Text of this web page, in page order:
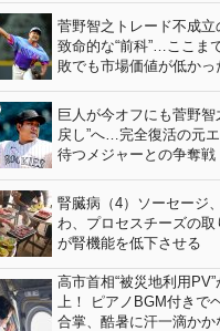
菅野智之トレード不成立
致命的な“前科”…ここま
敗でも市場価値が低かっ
巨人が今オフにも菅野智
戻し”へ…完全復活の元
待つメジャーとの争奪戦
腎臓病（4）ソーセージ
わ、プロセスチーズの取
が腎機能を低下させる
高市首相“被災地利用PV”
上！ ピアノBGM付きで
合掌、酷暑に汗一滴かか